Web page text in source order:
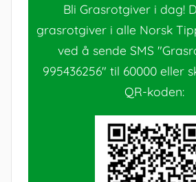
Bli Grasrotgiver i dag!
grasrotgiver i alle Norsk
ved å sende SMS
995436256" til 60000 eller
QR-koden: